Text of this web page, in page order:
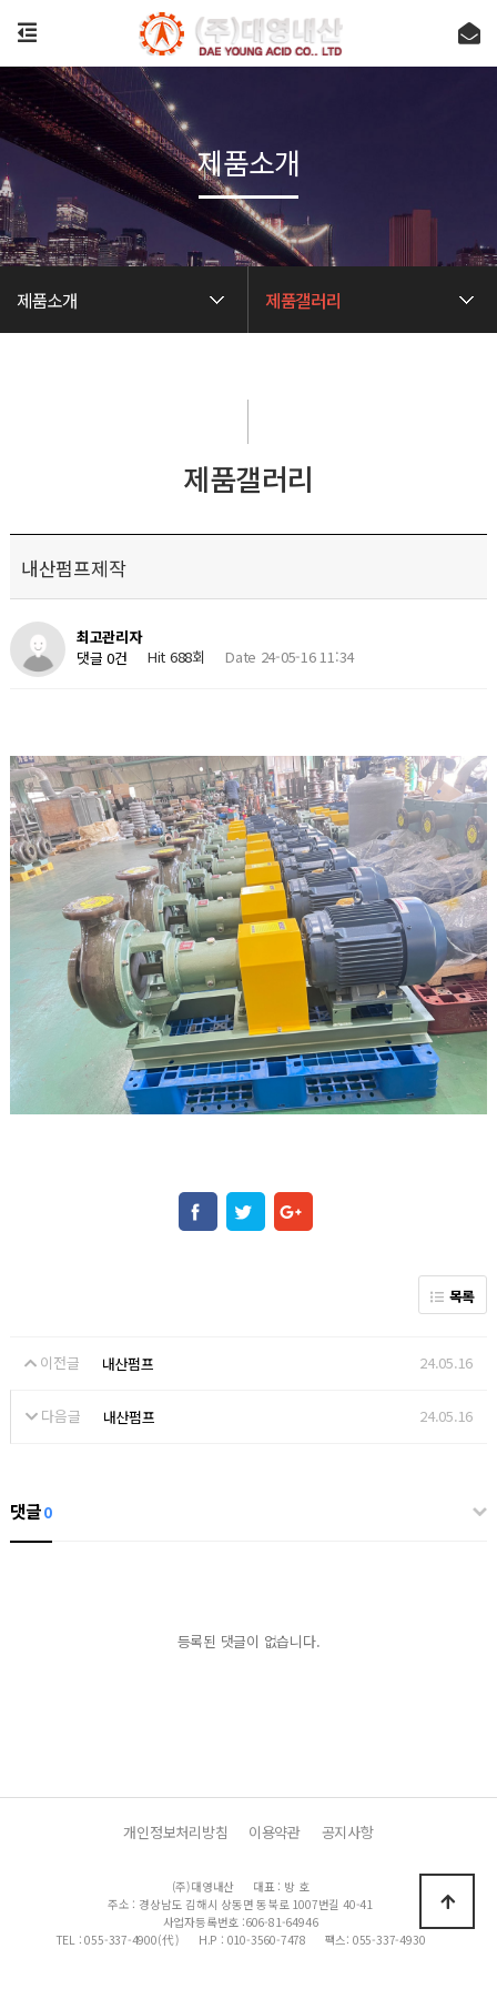
제품소개 제품갤러리
제품소개
제품갤러리
내산펌프제작
최고관리자
댓글 0건
Hit 688회 Date 24-05-16 11:34
목록
이전글 내산펌프 24.05.16
다음글 내산펌프 24.05.16
댓글0
등록된 댓글이 없습니다.
개인정보처리방침 이용약관 공지사항
(주)대영내산
대표 : 방 호
주소 : 경상남도 김해시 상동면 동북로 1007번길 40-41
사업자등록번호 :606-81-64946
TEL : 055-337-4900(代 )
H.P : 010-3560-7478
팩스: 055-337-4930